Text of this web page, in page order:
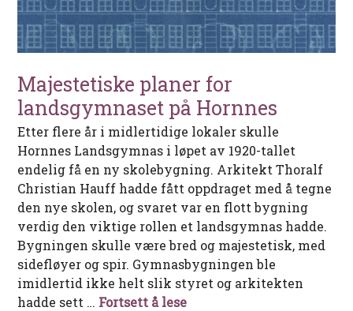
Majestetiske planer for
landsgymnaset på Hornnes
Etter flere år i midlertidige lokaler skulle
Hornnes Landsgymnas i løpet av 1920-tallet
endelig få en ny skolebygning. Arkitekt Thoralf
Christian Hauff hadde fått oppdraget med å tegne
den nye skolen, og svaret var en flott bygning
verdig den viktige rollen et landsgymnas hadde.
Bygningen skulle være bred og majestetisk, med
sidefløyer og spir. Gymnasbygningen ble
imidlertid ikke helt slik styret og arkitekten
hadde sett … Fortsett å leseMajestetiske planer for